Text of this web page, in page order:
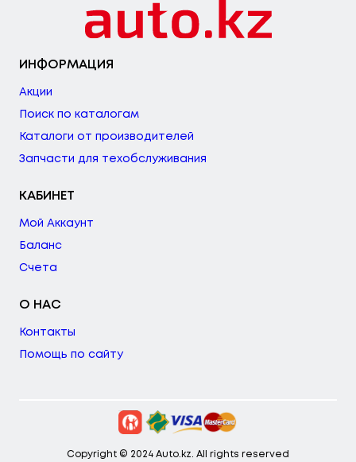
ИНФОРМАЦИЯ
Акции
Поиск по каталогам
Каталоги от производителей
Запчасти для техобслуживания
КАБИНЕТ
Мой Аккаунт
Баланс
Счета
О НАС
Контакты
Помощь по сайту
Copyright © 2024 Auto.kz. All rights reserved